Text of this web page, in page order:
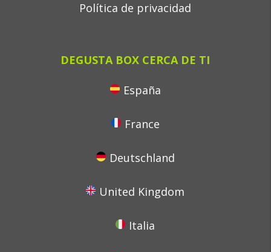
Política de privacidad
DEGUSTA BOX CERCA DE TI
España
France
Deutschland
United Kingdom
Italia